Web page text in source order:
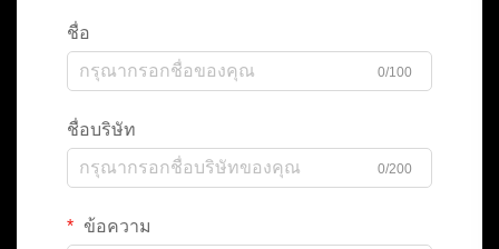
ชื่อ
0/100
ชื่อบริษัท
0/200
ข้อความ